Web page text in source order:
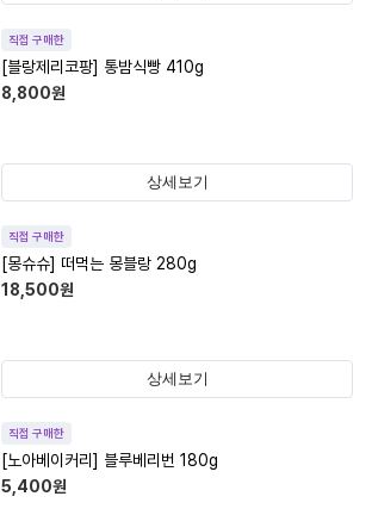
직접 구매한
[블랑제리코팡] 통밤식빵 410g
8,800원
상세보기
직접 구매한
[몽슈슈] 떠먹는 몽블랑 280g
18,500원
상세보기
직접 구매한
[노아베이커리] 블루베리번 180g
5,400원